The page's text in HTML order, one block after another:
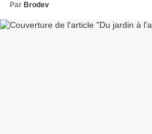
Par Brodev